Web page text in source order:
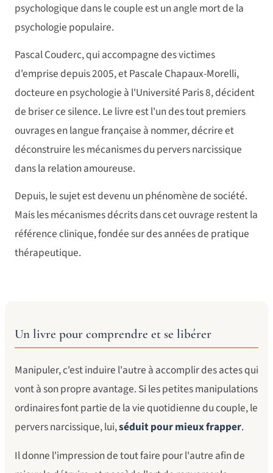
psychologique dans le couple est un angle mort de la
psychologie populaire.
Pascal Couderc, qui accompagne des victimes
d'emprise depuis 2005, et Pascale Chapaux-Morelli,
docteure en psychologie à l'Université Paris 8, décident
de briser ce silence. Le livre est l'un des tout premiers
ouvrages en langue française à nommer, décrire et
déconstruire les mécanismes du pervers narcissique
dans la relation amoureuse.
Depuis, le sujet est devenu un phénomène de société.
Mais les mécanismes décrits dans cet ouvrage restent la
référence clinique, fondée sur des années de pratique
thérapeutique.
Un livre pour comprendre et se libérer
Manipuler, c'est induire l'autre à accomplir des actes qui
vont à son propre avantage. Si les petites manipulations
ordinaires font partie de la vie quotidienne du couple, le
pervers narcissique, lui,séduit pour mieux frapper.
Il donne l'impression de tout faire pour l'autre afin de